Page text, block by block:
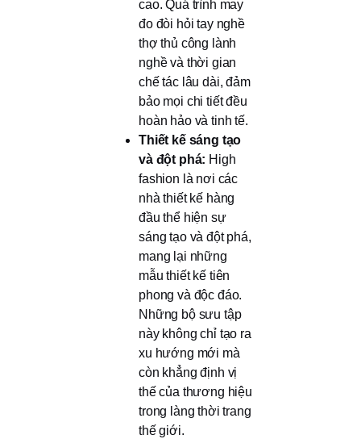
cao. Quá trình may
đo đòi hỏi tay nghề
thợ thủ công lành
nghề và thời gian
chế tác lâu dài, đảm
bảo mọi chi tiết đều
hoàn hảo và tinh tế.
Thiết kế sáng tạo
và đột phá: High
fashion là nơi các
nhà thiết kế hàng
đầu thể hiện sự
sáng tạo và đột phá,
mang lại những
mẫu thiết kế tiên
phong và độc đáo.
Những bộ sưu tập
này không chỉ tạo ra
xu hướng mới mà
còn khẳng định vị
thế của thương hiệu
trong làng thời trang
thế giới.